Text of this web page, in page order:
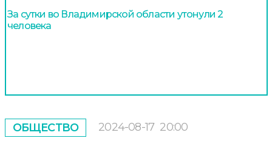
За сутки во Владимирской области утонули 2
человека
ОБЩЕСТВО 2024-08-17 20:00